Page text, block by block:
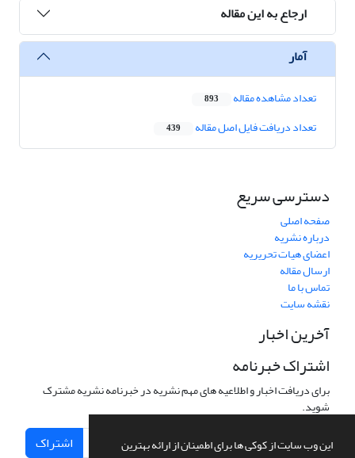
این وب سایت از کوکی ها برای اطمینان از ارائه بهترین
ارجاع به این مقاله
آمار
تعداد مشاهده مقاله 893
تعداد دریافت فایل اصل مقاله 439
دسترسی سریع
صفحه اصلی
درباره نشریه
اعضای هیات تحریریه
ارسال مقاله
تماس با ما
نقشه سایت
آخرین اخبار
اشتراک خبرنامه
برای دریافت اخبار و اطلاعیه های مهم نشریه در خبرنامه نشریه مشترک
شوید.
اشتراک